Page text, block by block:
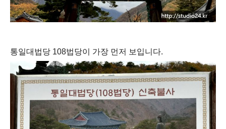
통일대법당 108법당이 가장 먼저 보입니다.